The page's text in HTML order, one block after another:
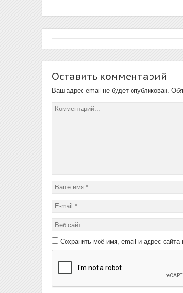
Оставить комментарий
Ваш адрес email не будет опубликован.
Сохранить моё имя, email и адрес